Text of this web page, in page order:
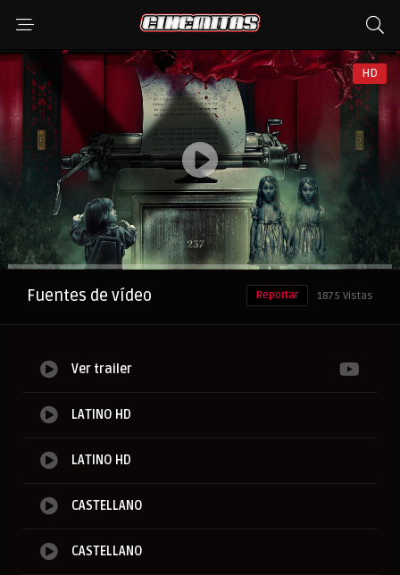
HD
Anuncio
Fuentes de vídeo 1875 Vistas
Reportar
Ver trailer
LATINO HD
LATINO HD
CASTELLANO
CASTELLANO